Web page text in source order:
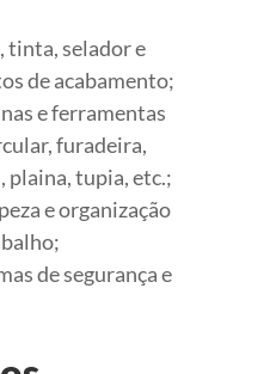
tinta, selador e
de acabamento;
e ferramentas
furadeira,
plaina, tupia, etc.;
e organização
de segurança e